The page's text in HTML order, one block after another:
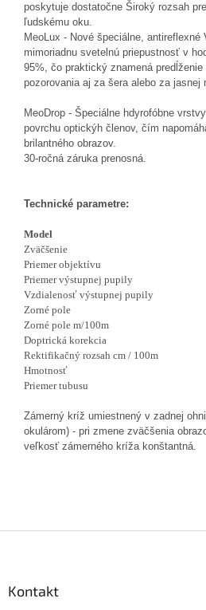
poskytuje dostatočne Široký rozsah
ľudskému oku.
MeoLux - Nové špeciálne,
mimoriadnu svetelnú priepustnosť v
95%, čo praktický znamená
pozorovania aj za šera alebo za jasnej
MeoDrop - Špeciálne hdyrofóbne
povrchu optickýh členov, čím
brilantného obrazov.
30-ročná záruka prenosná.
Technické parametre:
Model
Zväčšenie
Priemer objektívu
Priemer výstupnej pupily
Vzdialenosť výstupnej pupily
Zorné pole
Zorné pole m/100m
Doptrická korekcia
Rektifikačný rozsah cm / 100m
Hmotnosť
Priemer tubusu
Zámerný kríž umiestnený v zadnej
okulárom) - pri zmene zväčšenia
veľkosť zámerného kríža konštantná.
Kontakt